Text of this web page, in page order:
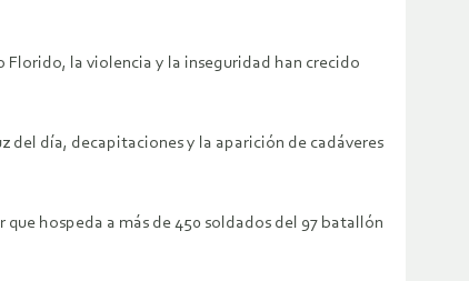
Florido, la violencia y la inseguridad han crecido
del día, decapitaciones y la aparición de cadáveres
hospeda a más de 450 soldados del 97 batallón